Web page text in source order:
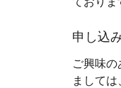
申し込
ご興味
まして